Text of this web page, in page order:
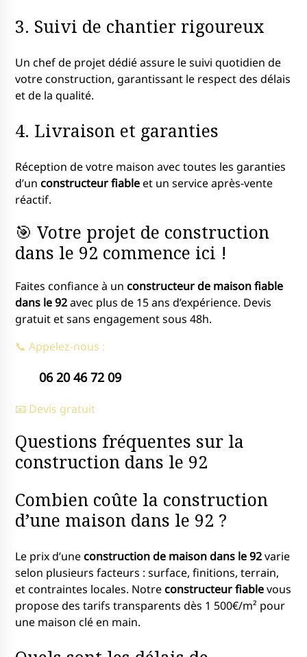
3. Suivi de chantier rigoureux
Un chef de projet dédié assure le suivi quotidien de
votre construction, garantissant le respect des délais
et de la qualité.
4. Livraison et garanties
Réception de votre maison avec toutes les garanties
d’unconstructeur fiableet un service après-vente
réactif.
🎯 Votre projet de construction
dans le 92 commence ici !
Faites confiance à unconstructeur de maison fiable
dans le 92avec plus de 15 ans d’expérience. Devis
gratuit et sans engagement sous 48h.
📞 Appelez-nous :
06 20 46 72 09
📧 Devis gratuit
Questions fréquentes sur la
construction dans le 92
Combien coûte la construction
d’une maison dans le 92 ?
Le prix d’uneconstruction de maison dans le 92varie
selon plusieurs facteurs : surface, finitions, terrain,
et contraintes locales. Notreconstructeur fiablevous
propose des tarifs transparents dès 1 500€/m² pour
une maison clé en main.